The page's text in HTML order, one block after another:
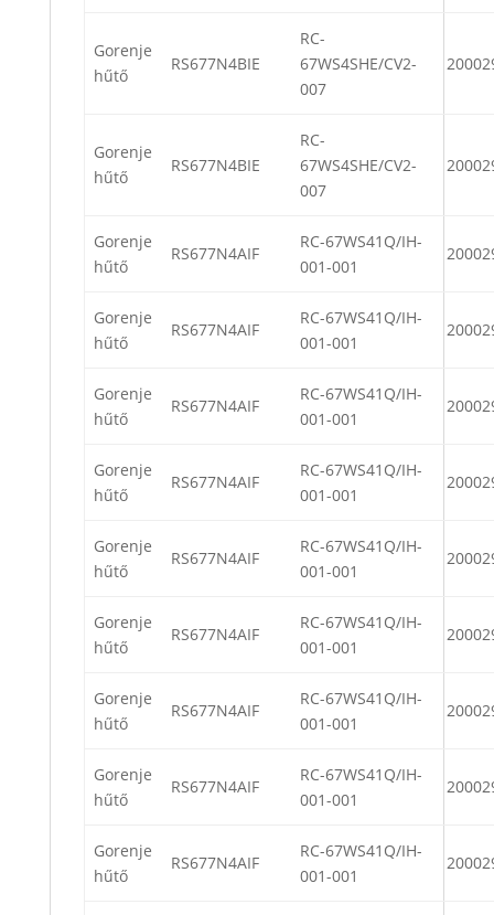
Gorenje
hűtő
RS677N4BIE
RC-
67WS4SHE/CV2-
007
Gorenje
hűtő
RS677N4BIE
RC-
67WS4SHE/CV2-
007
Gorenje
hűtő
RS677N4AIF
RC-67WS41Q/IH-
001-001
Gorenje
hűtő
RS677N4AIF
RC-67WS41Q/IH-
001-001
Gorenje
hűtő
RS677N4AIF
RC-67WS41Q/IH-
001-001
Gorenje
hűtő
RS677N4AIF
RC-67WS41Q/IH-
001-001
Gorenje
hűtő
RS677N4AIF
RC-67WS41Q/IH-
001-001
Gorenje
hűtő
RS677N4AIF
RC-67WS41Q/IH-
001-001
Gorenje
hűtő
RS677N4AIF
RC-67WS41Q/IH-
001-001
Gorenje
hűtő
RS677N4AIF
RC-67WS41Q/IH-
001-001
Gorenje
hűtő
RS677N4AIF
RC-67WS41Q/IH-
001-001